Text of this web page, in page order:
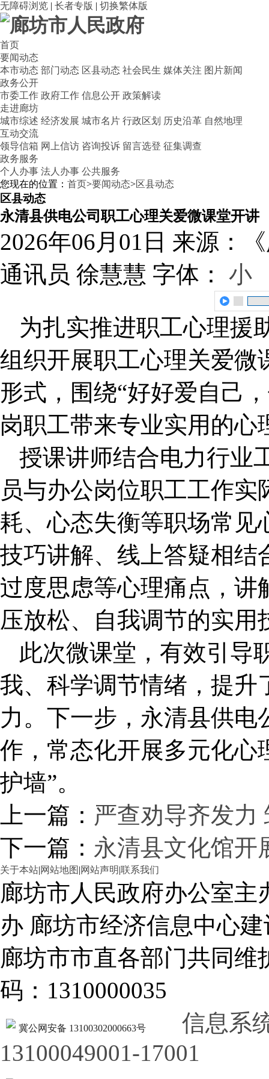
无障碍浏览 | 长者专版 | 切换繁体版
首页
要闻动态
本市动态 部门动态 区县动态 社会民生 媒体关注 图片新闻
政务公开
市委工作 政府工作 信息公开 政策解读
走进廊坊
城市综述 经济发展 城市名片 行政区划 历史沿革 自然地理
互动交流
领导信箱 网上信访 咨询投诉 留言选登 征集调查
政务服务
个人办事 法人办事 公共服务
您现在的位置： 首页>要闻动态>区县动态
区县动态
永清县供电公司职工心理关爱微课堂开讲
2026年06月01日 来源：
通讯员 徐慧慧 字体： 小
为扎实推进职工心理援
组织开展职工心理关爱微
形式，围绕“好好爱自己
岗职工带来专业实用的心
授课讲师结合电力行业
员与办公岗位职工工作
耗、心态失衡等职场常见
技巧讲解、线上答疑相结
过度思虑等心理痛点，讲
压放松、自我调节的实用
此次微课堂，有效引导
我、科学调节情绪，提升
力。下一步，永清县供
作，常态化开展多元化心
护墙”。
上一篇： 严查劝导齐发力
下一篇： 永清县文化馆开
关于本站|网站地图 |网站声明|联系我们
廊坊市人民政府办公室
办 廊坊市经济信息中心建
廊坊市市直各部门共同
码：1310000035
冀公网安备 13100302000663号
信息系
13100049001-17001